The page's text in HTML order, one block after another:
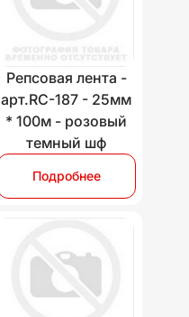
Репсовая лента -
арт.RC-187 - 25мм
* 100м - розовый
темный шф
Подробнее